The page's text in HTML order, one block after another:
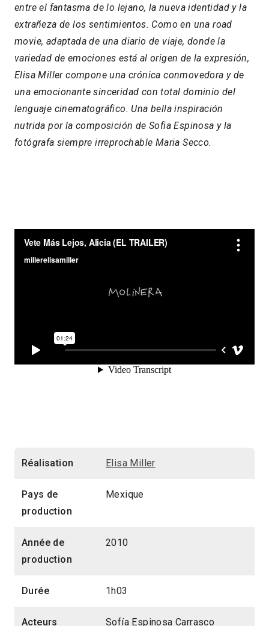
entre el fantasma de lo lejano, la nueva identidad y la
extrañeza de los sentimientos. Como en una road
movie, adaptada de una diario de viaje, donde la
variedad de emociones está al origen de la expresión,
Elisa Miller compone una crónica conmovedora y de
una emocionante sinceridad con total dominio del
lenguaje cinematográfico. Una bella inspiración
nutrida por la composición de Sofia Espinosa y la
fotógrafa siempre irreprochable Maria Secco.
Réalisation Elisa Miller
Pays de
production
Mexique
Année de
production
2010
Durée 1h03
Acteurs Sofía Espinosa Carrasco